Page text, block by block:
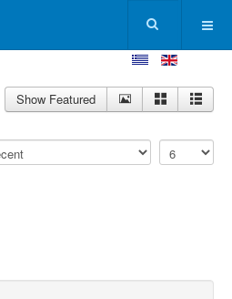
Show Featured